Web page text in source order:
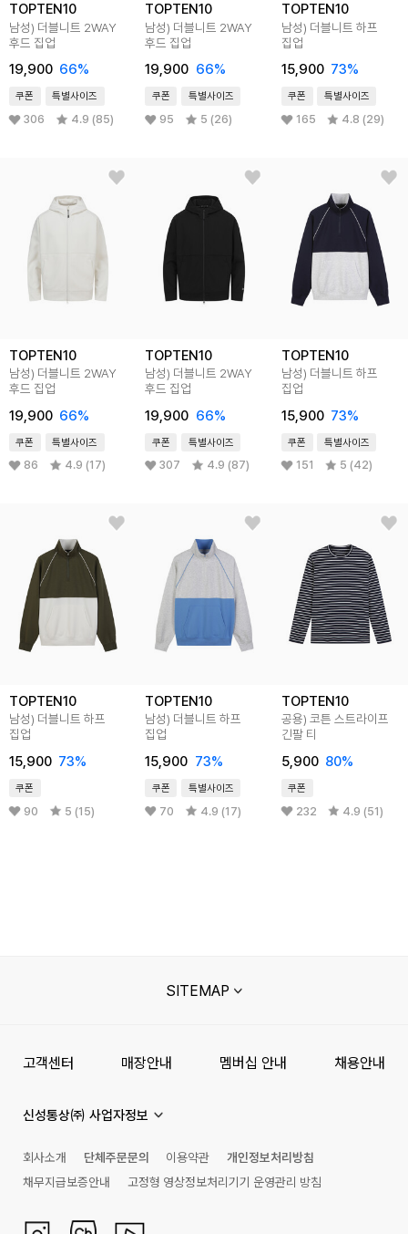
TOPTEN10
남성) 더블니트 2WAY
후드 집업
19,900 66%
쿠폰 특별사이즈
306 4.9 (85)
TOPTEN10
남성) 더블니트 2WAY
후드 집업
19,900 66%
쿠폰 특별사이즈
95 5 (26)
TOPTEN10
남성) 더블니트 하프
집업
15,900 73%
쿠폰 특별사이즈
165 4.8 (29)
TOPTEN10
남성) 더블니트 2WAY
후드 집업
19,900 66%
쿠폰 특별사이즈
86 4.9 (17)
TOPTEN10
남성) 더블니트 2WAY
후드 집업
19,900 66%
쿠폰 특별사이즈
307 4.9 (87)
TOPTEN10
남성) 더블니트 하프
집업
15,900 73%
쿠폰 특별사이즈
151 5 (42)
TOPTEN10
남성) 더블니트 하프
집업
15,900 73%
쿠폰
90 5 (15)
TOPTEN10
남성) 더블니트 하프
집업
15,900 73%
쿠폰 특별사이즈
70 4.9 (17)
TOPTEN10
공용) 코튼 스트라이프
긴팔 티
5,900 80%
쿠폰
232 4.9 (51)
SITEMAP
고객센터 매장안내 멤버십 안내 채용안내
신성통상㈜ 사업자정보
회사소개 단체주문문의 이용약관
개인정보처리방침
채무지급보증안내
고정형 영상정보처리기기 운영관리 방침